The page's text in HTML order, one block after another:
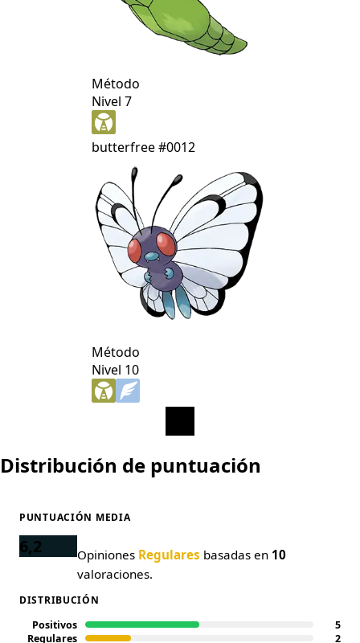
Método
Nivel 7
butterfree#0012
Método
Nivel 10
Distribución de puntuación
PUNTUACIÓN MEDIA
6,2 Opiniones Regulares basadas en 10
valoraciones.
DISTRIBUCIÓN
Positivos
5
Regulares
2